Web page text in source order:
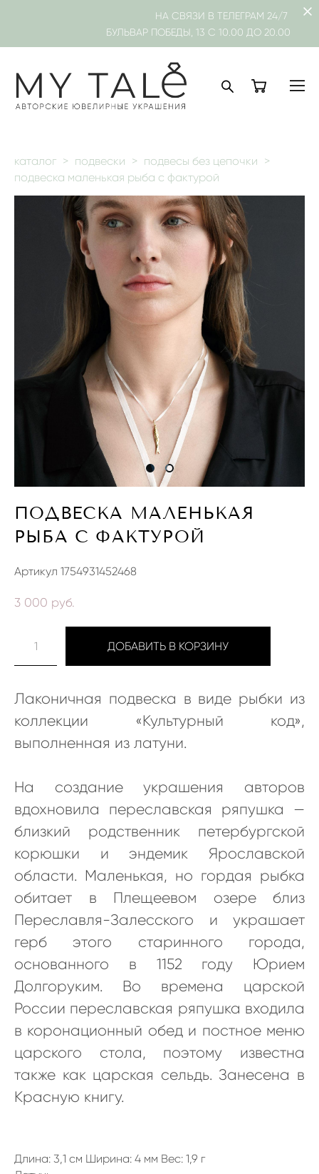
НА СВЯЗИ В ТЕЛЕГРАМ 24/7
БУЛЬВАР ПОБЕДЫ, 13 С 10.00 ДО 20.00
каталог > подвески > подвесы без цепочки >
подвеска маленькая рыба с фактурой
ПОДВЕСКА МАЛЕНЬКАЯ
РЫБА С ФАКТУРОЙ
Артикул 1754931452468
3 000 pуб.
ДОБАВИТЬ В КОРЗИНУ
Лаконичная подвеска в виде рыбки из
коллекции «Культурный код»,
выполненная из латуни.
На создание украшения авторов
вдохновила переславская ряпушка —
близкий родственник петербургской
корюшки и эндемик Ярославской
области. Маленькая, но гордая рыбка
обитает в Плещеевом озере близ
Переславля-Залесского и украшает
герб этого старинного города,
основанного в 1152 году Юрием
Долгоруким. Во времена царской
России переславская ряпушка входила
в коронационный обед и постное меню
царского стола, поэтому известна
также как царская сельдь. Занесена в
Красную книгу.
Длина: 3,1 см Ширина: 4 мм Вес: 1,9 г